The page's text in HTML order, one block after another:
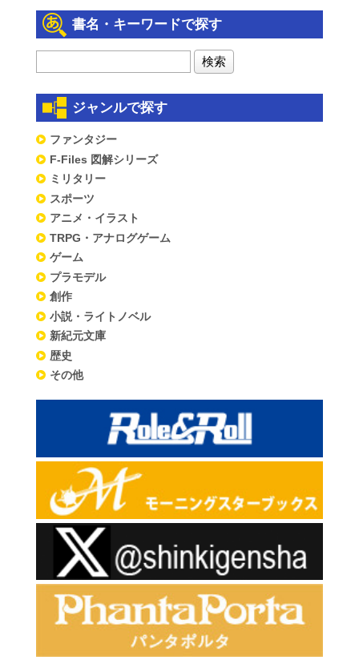
書名・キーワードで探す
ジャンルで探す
ファンタジー
F-Files 図解シリーズ
ミリタリー
スポーツ
アニメ・イラスト
TRPG・アナログゲーム
ゲーム
プラモデル
創作
小説・ライトノベル
新紀元文庫
歴史
その他